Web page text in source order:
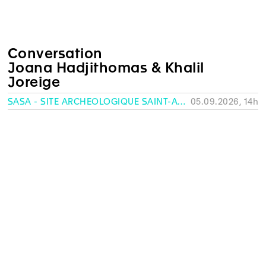
Conversation
Joana Hadjithomas & Khalil
Joreige
SASA - SITE ARCHÉOLOGIQUE SAINT-ANTOINE, GENÈVE 05.09.2026, 14h